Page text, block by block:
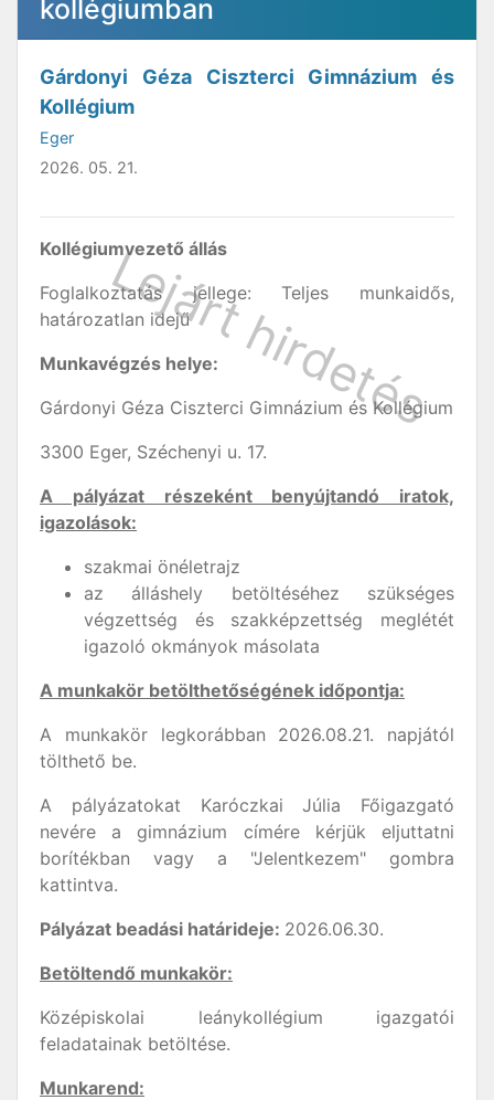
kollégiumban
Gárdonyi Géza Ciszterci Gimnázium és
Kollégium
Eger
2026. 05. 21.
Kollégiumvezető állás
Foglalkoztatás jellege: Teljes munkaidős,
határozatlan idejű
Munkavégzés helye:
Gárdonyi Géza Ciszterci Gimnázium és Kollégium
3300 Eger, Széchenyi u. 17.
A pályázat részeként benyújtandó iratok,
igazolások:
szakmai önéletrajz
az álláshely betöltéséhez szükséges
végzettség és szakképzettség meglétét
igazoló okmányok másolata
A munkakör betölthetőségének időpontja:
A munkakör legkorábban 2026.08.21. napjától
tölthető be.
A pályázatokat Karóczkai Júlia Főigazgató
nevére a gimnázium címére kérjük eljuttatni
borítékban vagy a "Jelentkezem" gombra
kattintva.
Pályázat beadási határideje: 2026.06.30.
Betöltendő munkakör:
Középiskolai leánykollégium igazgatói
feladatainak betöltése.
Munkarend: